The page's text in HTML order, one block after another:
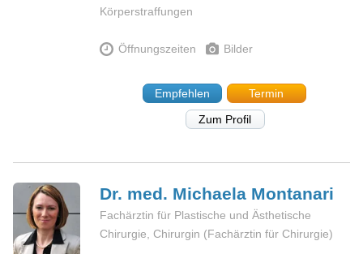
Körperstraffungen
Öffnungszeiten Bilder
Empfehlen
Termin
Zum Profil
Dr. med. Michaela Montanari
Fachärztin für Plastische und Ästhetische
Chirurgie, Chirurgin (Fachärztin für Chirurgie)